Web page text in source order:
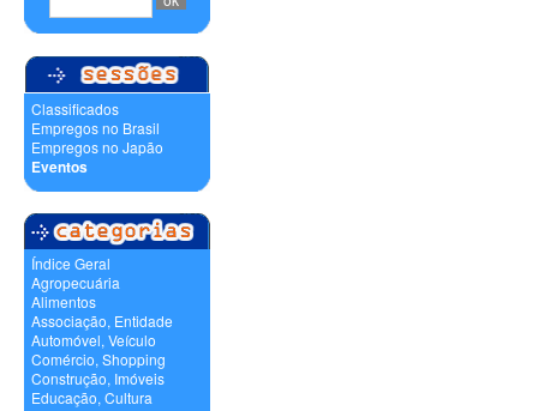
Classificados
Empregos no Brasil
Empregos no Japão
Eventos
Índice Geral
Agropecuária
Alimentos
Associação, Entidade
Automóvel, Veículo
Comércio, Shopping
Construção, Imóveis
Educação, Cultura